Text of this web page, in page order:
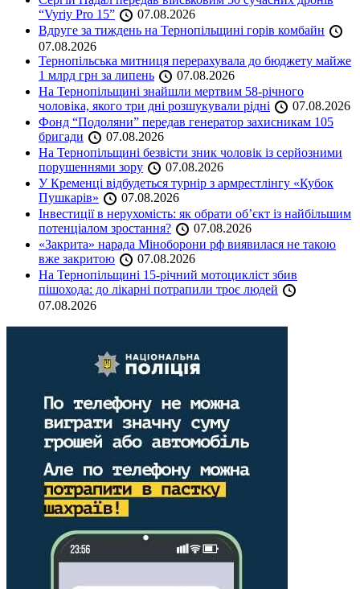
“Vyriy Pro 15”
07.08.2026
Вдруге за тиждень на Тернопільщині горів комбайн
07.08.2026
Тернопільська митниця перерахувала до бюджету майже
1 млрд грн за липень
07.08.2026
На Тернопільщині знайшли мертвим 58-річного
чоловіка, якого три дні розшукували рідні
07.08.2026
Фонд “Подоляни” передав генератор захисникам 105
бригади
07.08.2026
На Тернопільщині безвісти зник чоловік із серйозними
порушеннями зору
07.08.2026
У Кременці відбудеться турнір з армрестлінгу «Кубок
Пушкарів»
07.08.2026
Інвестиції в нерухомість: як обрати об’єкт із найбільшим
потенціалом зростання?
07.08.2026
«Закрита» нарада Міноборони рф виявилася не такою
вже закритою
07.08.2026
На Тернопільщині 15-річний мотоцикліст збив
пішохода: до лікарні потрапили троє людей
07.08.2026